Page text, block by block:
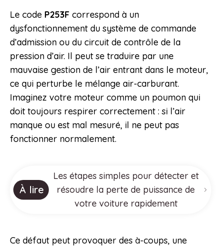
Le code P253F correspond à un
dysfonctionnement du système de commande
d’admission ou du circuit de contrôle de la
pression d’air. Il peut se traduire par une
mauvaise gestion de l’air entrant dans le moteur,
ce qui perturbe le mélange air-carburant.
Imaginez votre moteur comme un poumon qui
doit toujours respirer correctement : si l’air
manque ou est mal mesuré, il ne peut pas
fonctionner normalement.
À lire
Les étapes simples pour détecter et
résoudre la perte de puissance de
votre voiture rapidement
Ce défaut peut provoquer des à-coups, une